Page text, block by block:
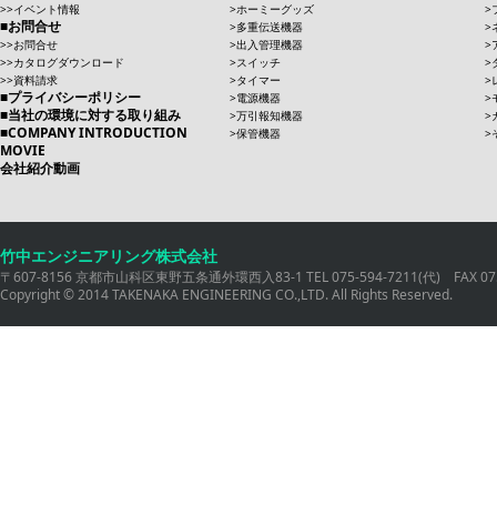
イベント情報
お問合せ
お問合せ
カタログダウンロード
資料請求
プライバシーポリシー
当社の環境に対する取り組み
COMPANY INTRODUCTION
MOVIE
会社紹介動画
ホーミーグッズ
多重伝送機器
出入管理機器
スイッチ
タイマー
電源機器
万引報知機器
保管機器
竹中エンジニアリング株式会社
〒607-8156 京都市山科区東野五条通外環西入83-1 TEL 075-594-7211(代) FAX
Copyright © 2014 TAKENAKA ENGINEERING CO.,LTD. All Rights Reserved.